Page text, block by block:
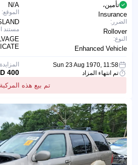
N/A
الموقع:
مستند
تأمين،
Insurance
الضرر:
Rollover
النوع:
Enhanced Vehicle
Sun 23 Aug 1970, 11:58
تم انتهاء المزاد
تم بيع هذه المركبة
400 USD